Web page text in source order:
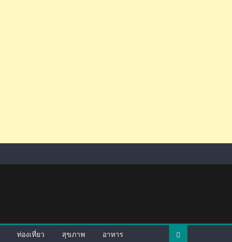
ท่องเที่ยว สุขภาพ อาหาร